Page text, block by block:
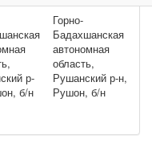
р-
б/н
Горно-
Бадахшанская
автономная
область,
Рушанский р-н,
Рушон, б/н